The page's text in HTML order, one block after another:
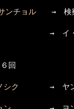
ンチョル →　検
　→　イ・ハ
シク →　ヤン・